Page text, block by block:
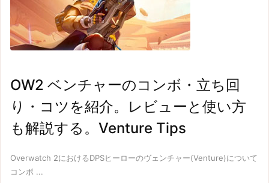
OW2 ベンチャーのコンボ・立ち回
り・コツを紹介。レビューと使い方
も解説する。Venture Tips
Overwatch 2におけるDPSヒーローのヴェンチャー(Venture)について
コンボ ...